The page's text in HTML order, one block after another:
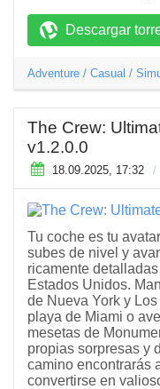
Descargar
Adventure / Casual /
The Crew:
v1.2.0.0
18.09.2025, 17:32 /
Tu coche es tu
subes de nivel y
ricamente
Estados Unidos.
de Nueva York y
playa de Miami o
mesetas de
propias sorpresas y
camino encontrarás
convertirse en